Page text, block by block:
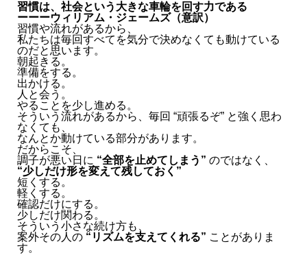
習慣は、社会という大きな車輪を回す力である
ーーーウィリアム・ジェームズ（意訳）
習慣や流れがあるから、
私たちは毎回すべてを気分で決めなくても動けている
のだと思います。
朝起きる。
準備をする。
出かける。
人と会う。
やることを少し進める。
そういう流れがあるから、毎回 “頑張るぞ” と強く思わ
なくても、
なんとか動けている部分があります。
だからこそ、
調子が悪い日に “全部を止めてしまう” のではなく、
“少しだけ形を変えて残しておく”
短くする。
軽くする。
確認だけにする。
少しだけ関わる。
そういう小さな続け方も、
案外その人の “リズムを支えてくれる” ことがありま
す。